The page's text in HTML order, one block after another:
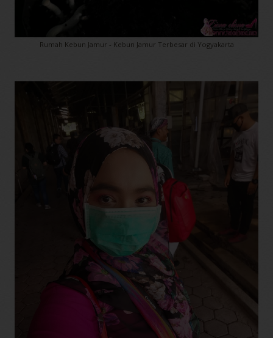
Rumah Kebun Jamur - Kebun Jamur Terbesar di Yogyakarta